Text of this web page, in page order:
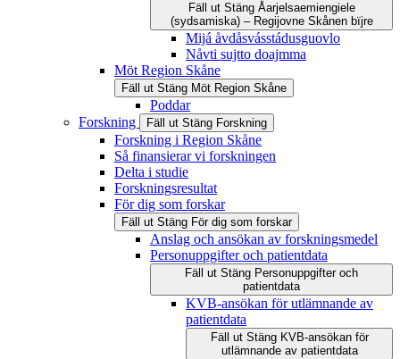
Fäll ut Stäng Åarjelsaemiengiele
(sydsamiska) – Regijovne Skånen bïjre
Mijá åvdåsvásstádusguovlo
Nåvti sujtto doajmma
Möt Region Skåne
Fäll ut Stäng Möt Region Skåne
Poddar
Forskning
Fäll ut Stäng Forskning
Forskning i Region Skåne
Så finansierar vi forskningen
Delta i studie
Forskningsresultat
För dig som forskar
Fäll ut Stäng För dig som forskar
Anslag och ansökan av forskningsmedel
Personuppgifter och patientdata
Fäll ut Stäng Personuppgifter och
patientdata
KVB-ansökan för utlämnande av
patientdata
Fäll ut Stäng KVB-ansökan för
utlämnande av patientdata